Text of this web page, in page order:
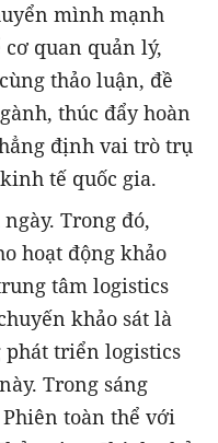
mình mạnh
quan quản lý,
thảo luận, đề
thúc đẩy hoàn
định vai trò trụ
tế quốc gia.
Trong đó,
hoạt động khảo
tâm logistics
khảo sát là
triển logistics
Trong sáng
toàn thể với